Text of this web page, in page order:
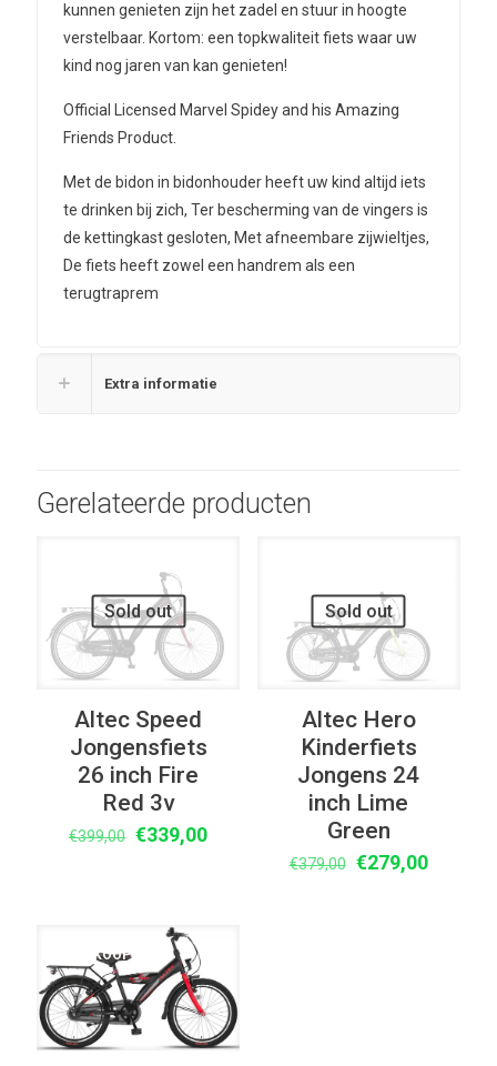
kunnen genieten zijn het zadel en stuur in hoogte
verstelbaar. Kortom: een topkwaliteit fiets waar uw
kind nog jaren van kan genieten!
Official Licensed Marvel Spidey and his Amazing
Friends Product.
Met de bidon in bidonhouder heeft uw kind altijd iets
te drinken bij zich, Ter bescherming van de vingers is
de kettingkast gesloten, Met afneembare zijwieltjes,
De fiets heeft zowel een handrem als een
terugtraprem
Extra informatie
Gerelateerde producten
Sold out
Altec Speed
Jongensfiets
26 inch Fire
Red 3v
€399,00 Oorspronkelijke
€339,00Huidige
Sold out
Altec Hero
Kinderfiets
Jongens 24
inch Lime
Green
€379,00 Oorspronkelijke
€279,00Huidige
UITVERKOOP